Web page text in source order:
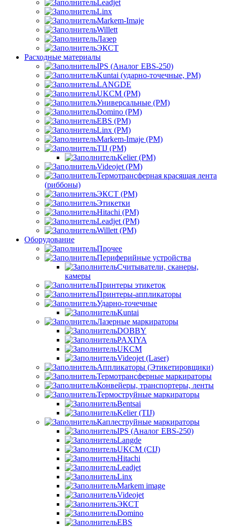
Leadjet
Linx
Markem-Imaje
Willett
Лазер
ЭКСТ
Расходные материалы
IPS (Аналог EBS-250)
Kuntai (ударно-точечные, РМ)
LANGDE
UKCM (РМ)
Универсальные (РМ)
Domino (РМ)
EBS (РМ)
Linx (РМ)
Markem-Imaje (РМ)
TIJ (РМ)
Kelier (РМ)
Videojet (РМ)
Термотрансферная красящая лента
(риббоны)
ЭКСТ (РМ)
Этикетки
Hitachi (РМ)
Leadjet (РМ)
Willett (РМ)
Оборудование
Прочее
Периферийные устройства
Считыватели, сканеры,
камеры
Принтеры этикеток
Принтеры-аппликаторы
Ударно-точечные
Kuntai
Лазерные маркираторы
DOBBY
PAXIYA
UKCM
Videojet (Laser)
Аппликаторы (Этикетировщики)
Термотрансферные маркираторы
Конвейеры, транспортеры, ленты
Термоструйные маркираторы
Bentsai
Kelier (TIJ)
Каплеструйные маркираторы
IPS (Аналог EBS-250)
Langde
UKCM (CIJ)
Hitachi
Leadjet
Linx
Markem image
Videojet
ЭКСТ
Domino
EBS